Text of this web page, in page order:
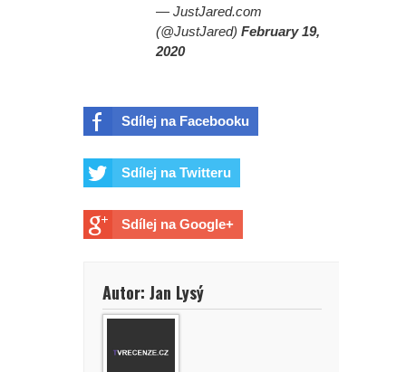
— JustJared.com
(@JustJared) February 19,
2020
Sdílej na Facebooku
Sdílej na Twitteru
Sdílej na Google+
Autor: Jan Lysý